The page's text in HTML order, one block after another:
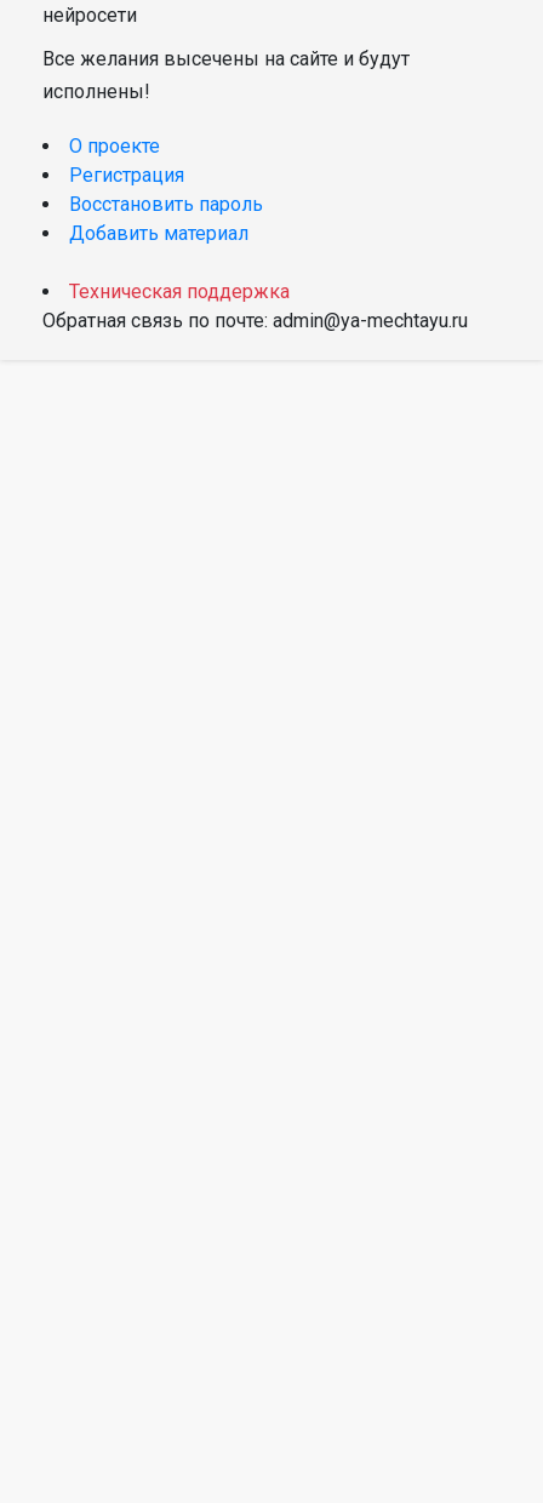
нейросети
Все желания высечены на сайте и будут
исполнены!
О проекте
Регистрация
Восстановить пароль
Добавить материал
Техническая поддержка
Обратная связь по почте: admin@ya-mechtayu.ru